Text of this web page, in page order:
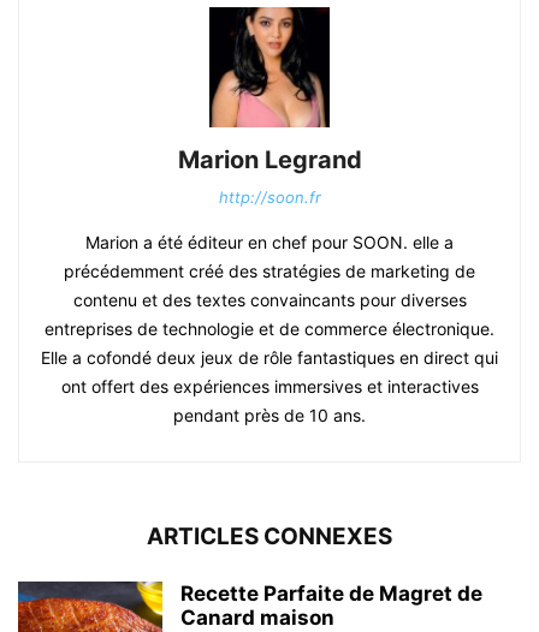
Marion Legrand
http://soon.fr
Marion a été éditeur en chef pour SOON. elle a
précédemment créé des stratégies de marketing de
contenu et des textes convaincants pour diverses
entreprises de technologie et de commerce électronique.
Elle a cofondé deux jeux de rôle fantastiques en direct qui
ont offert des expériences immersives et interactives
pendant près de 10 ans.
ARTICLES CONNEXES
Recette Parfaite de Magret de
Canard maison